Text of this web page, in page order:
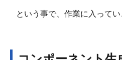
という事で、作業に入ってい